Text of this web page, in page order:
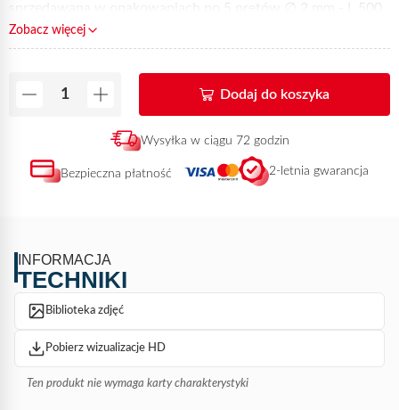
sprzedawana w opakowaniach po 5 prętów ∅ 2 mm - L 500
mm. Ta referencja GE202E oferuje podstawową płynność,
ale dobrą kapilarność. Jest idealny dla profesjonalistów
rzemieślników odpowiedzialnych za instalacje miedziane /
mosiężne. Oprócz ATG, lutownicy zajmujący się instalacjami
także ci zajmujący się przemysłem i obróbką silników
elektrycznych, powinni uznać tę referencję prętów
lutowniczych za wysokiej jakości materiał eksploatacyjny.
Zobacz więcej
Dodaj do koszyka
Wysyłka w ciągu 72 godzin
Bezpieczna płatność 2-letnia gwarancja
INFORMACJA
TECHNIKI
Biblioteka zdjęć
Pobierz wizualizacje HD
Ten produkt nie wymaga karty charakterystyki